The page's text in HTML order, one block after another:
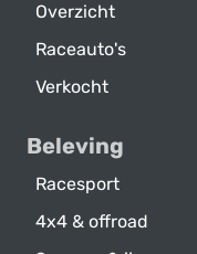
Overzicht
Raceauto's
Verkocht
Beleving
Racesport
4x4 & offroad